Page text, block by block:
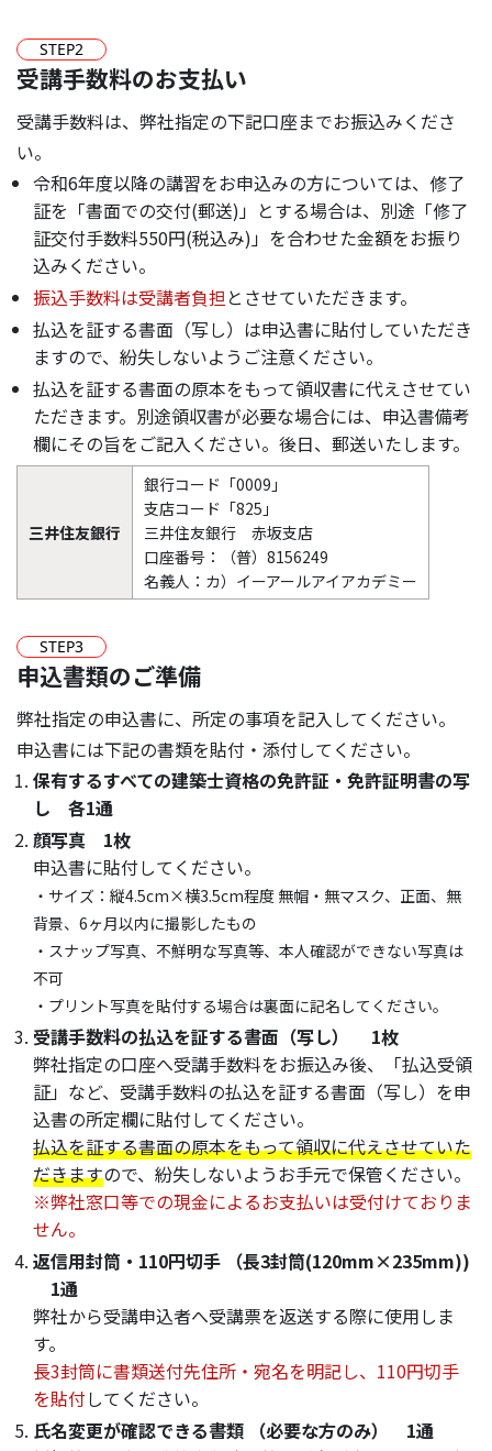
STEP2
受講手数料のお支払い
受講手数料は、弊社指定の下記口座までお振込みくださ
い。
令和6年度以降の講習をお申込みの方については、修了
証を「書面での交付(郵送)」とする場合は、別途「修了
証交付手数料550円(税込み)」を合わせた金額をお振り
込みください。
振込手数料は受講者負担とさせていただきます。
払込を証する書面（写し）は申込書に貼付していただき
ますので、紛失しないようご注意ください。
払込を証する書面の原本をもって領収書に代えさせてい
ただきます。別途領収書が必要な場合には、申込書備考
欄にその旨をご記入ください。後日、郵送いたします。
三井住友銀行
銀行コード「0009」
支店コード「825」
三井住友銀行 赤坂支店
口座番号：（普）8156249
名義人：カ）イーアールアイアカデミー
STEP3
申込書類のご準備
弊社指定の申込書に、所定の事項を記入してください。
申込書には下記の書類を貼付・添付してください。
保有するすべての建築士資格の免許証・免許証明書の写
し 各1通
顔写真 1枚
申込書に貼付してください。
・サイズ：縦4.5cm×横3.5cm程度 無帽・無マスク、正面、無
背景、6ヶ月以内に撮影したもの
・スナップ写真、不鮮明な写真等、本人確認ができない写真は
不可
・プリント写真を貼付する場合は裏面に記名してください。
受講手数料の払込を証する書面（写し） 1枚
弊社指定の口座へ受講手数料をお振込み後、「払込受領
証」など、受講手数料の払込を証する書面（写し）を申
込書の所定欄に貼付してください。
払込を証する書面の原本をもって領収に代えさせていた
だきますので、紛失しないようお手元で保管ください。
※弊社窓口等での現金によるお支払いは受付けておりま
せん。
返信用封筒・110円切手 （長3封筒(120mm×235mm))
1通
弊社から受講申込者へ受講票を返送する際に使用しま
す。
長3封筒に書類送付先住所・宛名を明記し、110円切手
を貼付してください。
氏名変更が確認できる書類 （必要な方のみ） 1通